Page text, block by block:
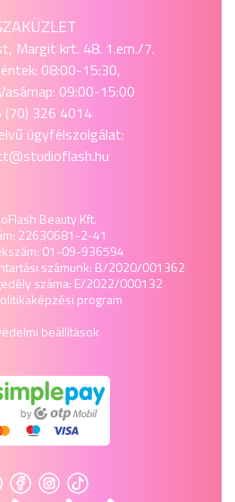
Margit krt. 48. 1.em./7.
08:00-15:30,
09:00-15:00
(70) 326 4014
ügyfélszolgálat:
Beauty Kft.
22630681-2-41
01-09-936594
számunk: B/2020/001362
száma: E/2022/000132
képzési program
beállítások